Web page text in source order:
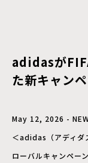
adidasが
た新キャン
May 12, 2026 -
＜adidas（アディダ
ローバルキャンペー